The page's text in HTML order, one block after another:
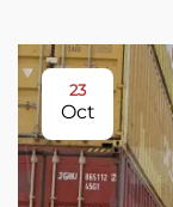
23
Oct